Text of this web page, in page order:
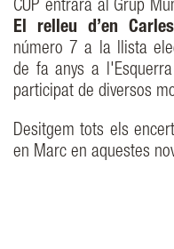
CUP entrarà al Grup
El relleu d’en
número 7 a la llista
de fa anys a
participat de diversos
Desitgem tots els
en Marc en aquestes